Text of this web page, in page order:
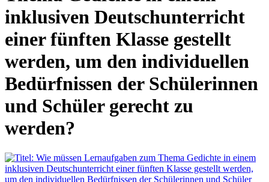
inklusiven Deutschunterricht
einer fünften Klasse gestellt
werden, um den individuellen
Bedürfnissen der Schülerinnen
und Schüler gerecht zu
werden?